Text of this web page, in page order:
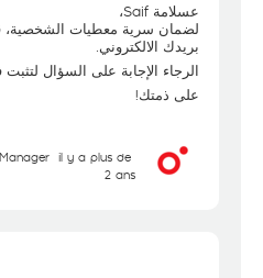
عسلامة Saif،
بريدك الالكتروني.
الرجاء الإجابة على السؤال
على ذمتك!
il y a plus de
2 ans